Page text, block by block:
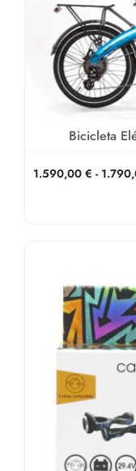
Bicicleta
1.590,00 € -